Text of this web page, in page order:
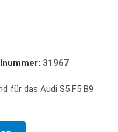
31967
für das Audi S5 F5 B9